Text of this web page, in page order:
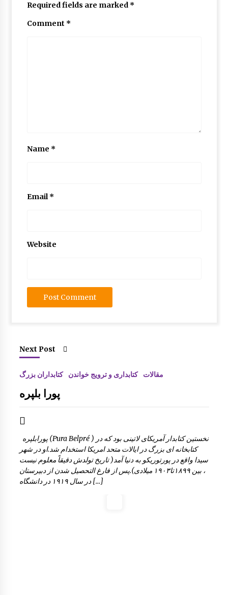
Required fields are marked *
Comment *
Name *
Email*
Website
Next Post
کتابداران بزرگ کتابداری و ترویج خواندن مقالات
پورا بلپره
كتابخانه ای بزرگ در ايالات متحد امريكا استخدام شد.او در شهر
سيدا واقع در پورتوريكو به دنيا آمد( تاريخ تولدش دقيقاً معلوم نيست
، بين ١٨٩٩تا١٩٠٣ ميلادی).پس از فارغ التحصيل شدن از دبيرستان
در سال ١٩١٩ در دانشگاه […]